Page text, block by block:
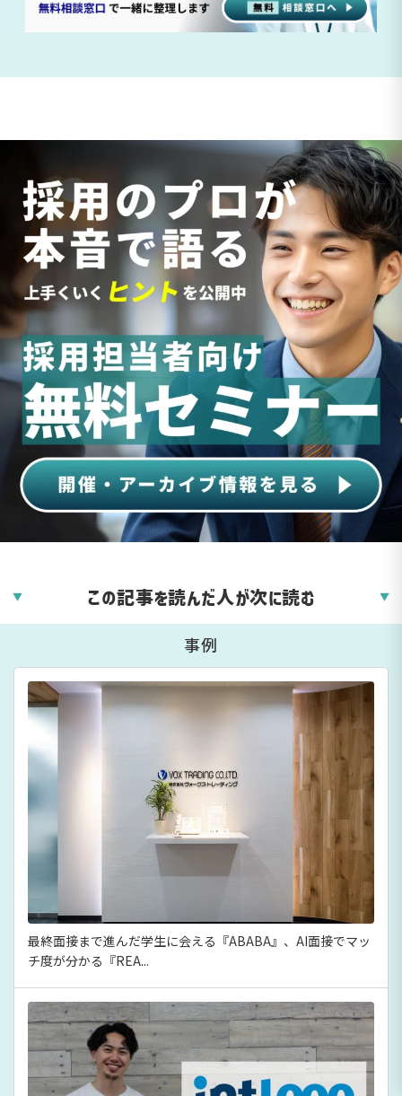
▼ この記事を読んだ人が次に読む ▼
事例
最終面接まで進んだ学生に会える『ABABA』、AI面接でマッ
チ度が分かる『REA...